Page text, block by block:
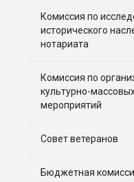
Комиссия по
исторического
нотариата
Комиссия по
культурно-
мероприятий
Совет ветеранов
Бюджетная